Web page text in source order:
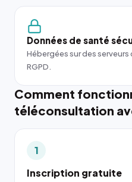
Données de santé
Hébergées sur des
RGPD.
Comment
téléconsultation
1
Inscription gratuite